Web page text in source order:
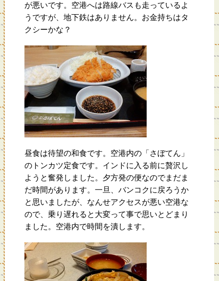
が悪いです。空港へは路線バスも走っているよ
うですが、地下鉄はありません。お金持ちはタ
クシーかな？
昼食は待望の和食です。空港内の「さぼてん」
のトンカツ定食です。インドに入る前に贅沢し
ようと奮発しました。夕方発の便なのでまだま
だ時間があります。一旦、バンコクに戻ろうか
と思いましたが、なんせアクセスが悪い空港な
ので、乗り遅れると大変って事で思いとどまり
ました。空港内で時間を潰します。